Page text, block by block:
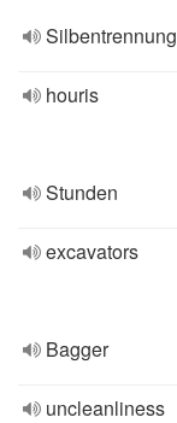
Silbentrennung
houris
Stunden
excavators
Bagger
uncleanliness